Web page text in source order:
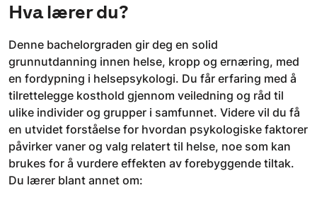
Hva lærer du?
Denne bachelorgraden gir deg en solid
grunnutdanning innen helse, kropp og ernæring, med
en fordypning i helsepsykologi. Du får erfaring med å
tilrettelegge kosthold gjennom veiledning og råd til
ulike individer og grupper i samfunnet. Videre vil du få
en utvidet forståelse for hvordan psykologiske faktorer
påvirker vaner og valg relatert til helse, noe som kan
brukes for å vurdere effekten av forebyggende tiltak.
Du lærer blant annet om: